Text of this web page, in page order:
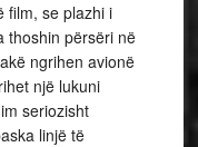
film, se plazhi i
thoshin përsëri në
ngrihen avionë
një lukuni
seriozisht
linjë të